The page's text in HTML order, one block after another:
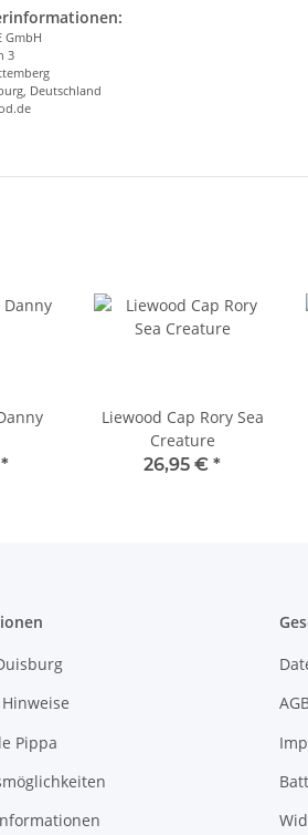
GmbH
3
Deutschland
*
Liewood Cap Rory Sea
Creature
26,95 € *
Pippa